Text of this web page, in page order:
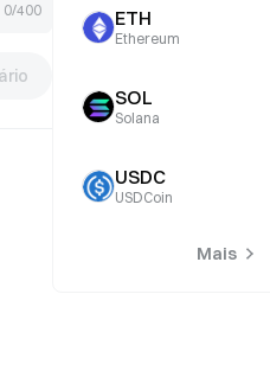
0/400 ETH
Ethereum
SOL
Solana
USDC
USDCoin
Mais